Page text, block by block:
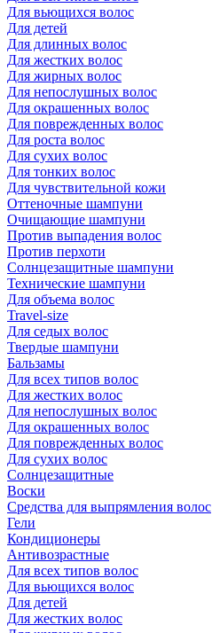
Для вьющихся волос
Для детей
Для длинных волос
Для жестких волос
Для жирных волос
Для непослушных волос
Для окрашенных волос
Для поврежденных волос
Для роста волос
Для сухих волос
Для тонких волос
Для чувствительной кожи
Оттеночные шампуни
Очищающие шампуни
Против выпадения волос
Против перхоти
Солнцезащитные шампуни
Технические шампуни
Для объема волос
Travel-size
Для седых волос
Твердые шампуни
Бальзамы
Для всех типов волос
Для жестких волос
Для непослушных волос
Для окрашенных волос
Для поврежденных волос
Для сухих волос
Солнцезащитные
Воски
Средства для выпрямления волос
Гели
Кондиционеры
Антивозрастные
Для всех типов волос
Для вьющихся волос
Для детей
Для жестких волос